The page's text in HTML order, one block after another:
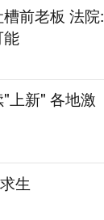
前老板 法院:
上新" 各地激
生